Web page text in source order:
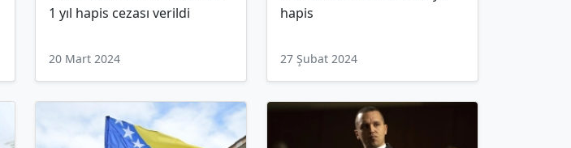
1 yıl hapis cezası verildi
20 Mart 2024
hapis
27 Şubat 2024